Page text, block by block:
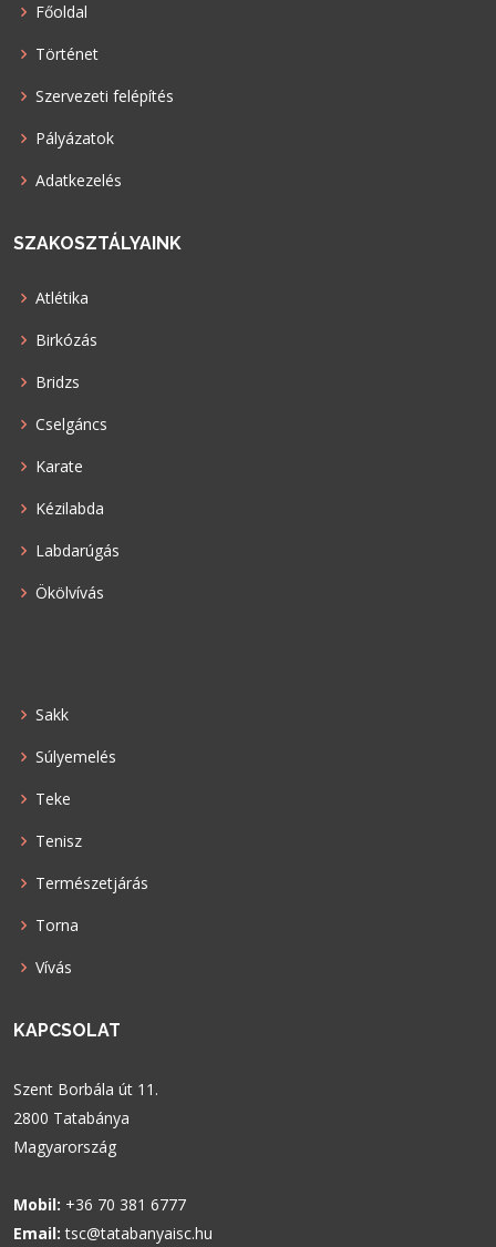
Főoldal
Történet
Szervezeti felépítés
Pályázatok
Adatkezelés
SZAKOSZTÁLYAINK
Atlétika
Birkózás
Bridzs
Cselgáncs
Karate
Kézilabda
Labdarúgás
Ökölvívás
Sakk
Súlyemelés
Teke
Tenisz
Természetjárás
Torna
Vívás
KAPCSOLAT
Szent Borbála út 11.
2800 Tatabánya
Magyarország
Mobil: +36 70 381 6777
Email: tsc@tatabanyaisc.hu